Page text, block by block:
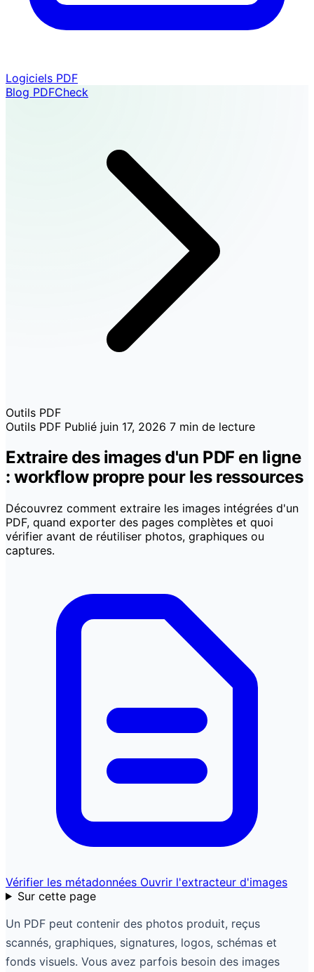
Logiciels PDF
Blog PDFCheck
Outils PDF
Outils PDF Publié juin 17, 2026 7 min de lecture
Extraire des images d'un PDF en ligne
: workflow propre pour les ressources
Découvrez comment extraire les images intégrées d'un
PDF, quand exporter des pages complètes et quoi
vérifier avant de réutiliser photos, graphiques ou
captures.
Vérifier les métadonnées Ouvrir l'extracteur d'images
Sur cette page
Un PDF peut contenir des photos produit, reçus
scannés, graphiques, signatures, logos, schémas et
fonds visuels. Vous avez parfois besoin des images